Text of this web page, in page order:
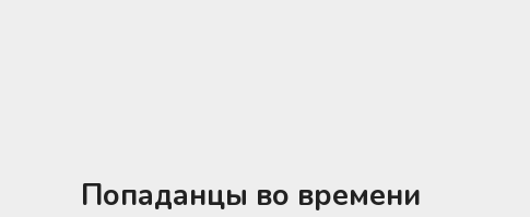
Попаданцы во времени